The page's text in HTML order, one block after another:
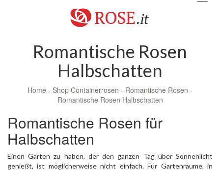
Romantische Rosen
Halbschatten
Home - Shop Containerrosen - Romantische Rosen -
Romantische Rosen Halbschatten
Romantische Rosen für
Halbschatten
Einen Garten zu haben, der den ganzen Tag über Sonnenlicht
genießt, ist möglicherweise nicht einfach. Für Gartenräume, in